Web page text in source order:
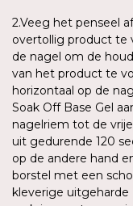
2.Veeg het penseel
overtollig product te
de nagel om de
van het product te
horizontaal op de
Soak Off Base Gel
nagelriem tot de
uit gedurende 120
op de andere hand
borstel met een
kleverige uitgeharde